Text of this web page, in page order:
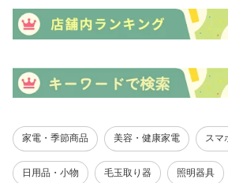
能 首元ケア 首元リフレ
ッシュ 10種類モード 19
段階強度調整 タイマー機
老の日ギフト
ルダー 超強力磁力 多角
度調整可能 携帯電話
ンド 両手解放 iPhone/
落下防止 旅行/徒歩/釣
運動
家電・季節商品 美容・健康家電 スマ
日用品・小物 毛玉取り器 照明器具